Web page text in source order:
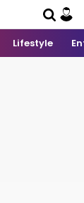
Lifestyle